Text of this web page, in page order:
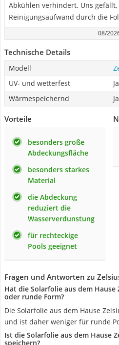
Abkühlen verhindert. Uns gefällt,
Reinigungsaufwand durch die
08/
Technische Details
Modell
UV- und wetterfest
Ja
Wärmespeichernd
Ja
Vorteile
besonders große
Abdeckungsfläche
besonders starkes
Material
die Abdeckung
reduziert die
Wasserverdunstung
für rechteckige
Pools geeignet
Fragen und Antworten zu
Hat die Solarfolie aus dem Hause
oder runde Form?
Die Solarfolie aus dem Hause
und ist daher weniger für runde
Ist die Solarfolie aus dem Hause
speichern?